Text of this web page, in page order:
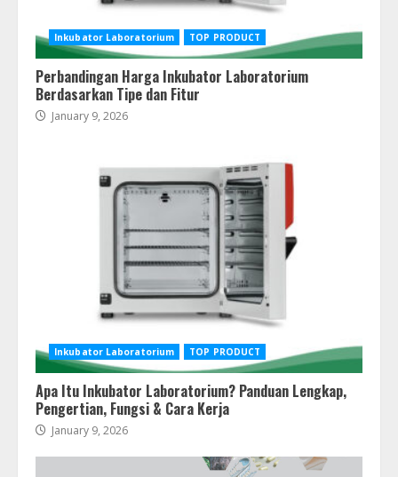
2
Gold Meter Berkualitas: Solusi
Akurat, dan Profesional
July 21, 2026
3 July 21, 2026
4
Gold Meter Indicator: Indikator
Pengujian Emas untuk Hasil yang
Cepat dan Efisien
July 21, 2026
Inkubator Laboratorium TOP PRODUCT
Perbandingan Harga Inkubator Laboratorium
Berdasarkan Tipe dan Fitur
January 9, 2026
Inkubator Laboratorium TOP PRODUCT
Apa Itu Inkubator Laboratorium? Panduan Lengkap,
Pengertian, Fungsi & Cara Kerja
January 9, 2026